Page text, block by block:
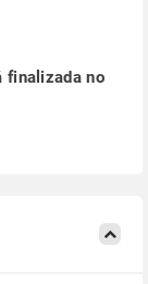
finalizada no